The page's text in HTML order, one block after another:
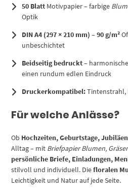
50 Blatt Motivpapier – farbige
Optik
DIN A4 (297 × 210 mm) –90 g/m²
unbeschichtet
Beidseitig bedruckt–
einen rundum edlen Eindruck
Druckerkompatibel:Tintenstrahl,
Für welche Anlässe?
Ob Hochzeiten, Geburtstage, Jubiläen
Alltag – mit Briefpapier Blumen,
persönliche Briefe, Einladungen,
stilvoll und individuell. Diefloralen
Leichtigkeit und Natur auf jede Seite.